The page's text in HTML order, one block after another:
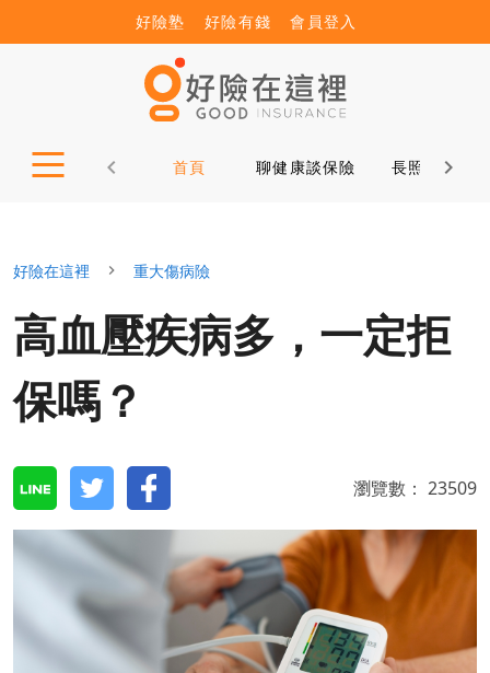
好險塾 好險有錢 會員登入
首頁 聊健康談保險 長照12問
好險在這裡 重大傷病險
高血壓疾病多，一定拒
保嗎？
瀏覽數： 23509